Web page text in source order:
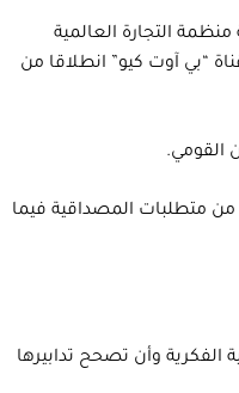
التجارة العالمية
“بي آوت كيو” انطلاقا من
القومي.
متطلبات المصداقية فيما
الفكرية وأن تصحح تدابيرها